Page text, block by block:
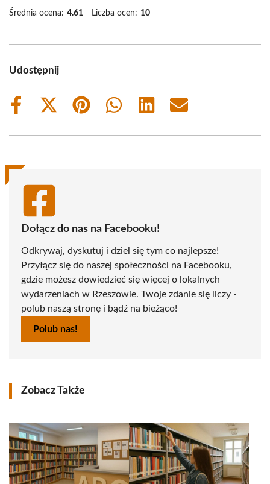
Średnia ocena: 4.61 Liczba ocen: 10
Udostępnij
Share
Share
(Twitter)
Share
Share
Share
Share
Dołącz do nas na Facebooku!
Odkrywaj, dyskutuj i dziel się tym co najlepsze!
Przyłącz się do naszej społeczności na Facebooku,
gdzie możesz dowiedzieć się więcej o lokalnych
wydarzeniach w Rzeszowie. Twoje zdanie się liczy -
polub naszą stronę i bądź na bieżąco!
Polub nas!
Zobacz Także